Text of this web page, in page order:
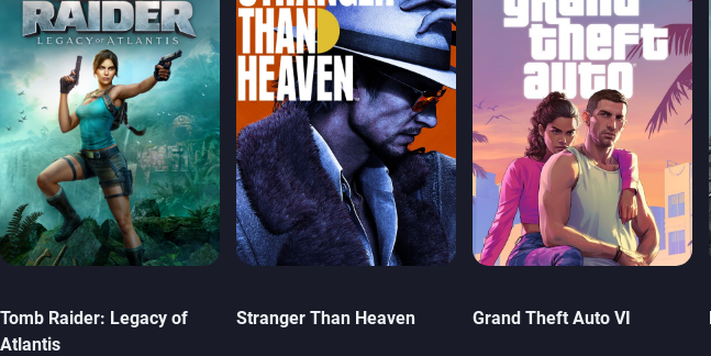
Tomb Raider: Legacy of
Atlantis
Stranger Than Heaven Grand Theft Auto VI